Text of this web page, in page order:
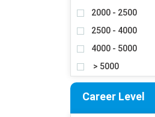
2000 - 2500
2500 - 4000
4000 - 5000
> 5000
Career Level